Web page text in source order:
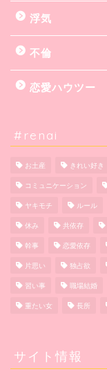
浮気
不倫
恋愛ハウツー
#renai
お土産 きれい好き
コミュニケーション
ヤキモチ ルール
休み 共依存
幹事 恋愛依存
片思い 独占欲
習い事 職場結婚
重たい女 長所
サイト情報